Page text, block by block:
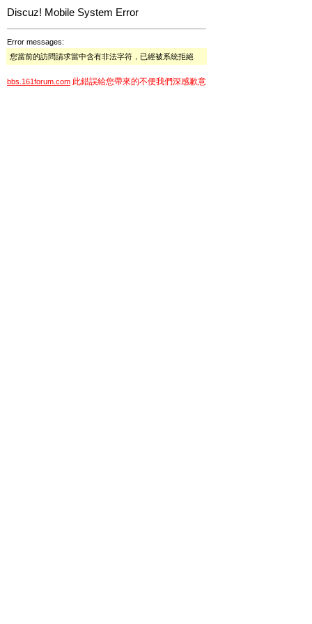
Discuz! Mobile System Error
Error messages:
您當前的訪問請求當中含有非法字符，已經被系統拒絕
bbs.161forum.com 此錯誤給您帶來的不便我們深感歉意